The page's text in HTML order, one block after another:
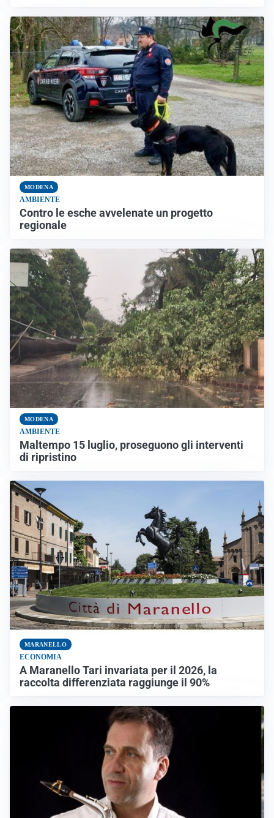
MODENA
AMBIENTE
Contro le esche avvelenate un progetto
regionale
MODENA
AMBIENTE
Maltempo 15 luglio, proseguono gli interventi
di ripristino
MARANELLO
ECONOMIA
A Maranello Tari invariata per il 2026, la
raccolta differenziata raggiunge il 90%